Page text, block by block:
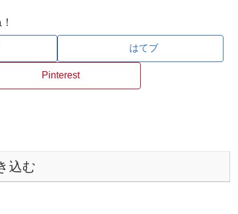
はてブ
Pinterest
込む